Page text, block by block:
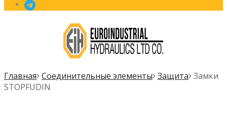
Главная Соединительные элементы Защита Замки
STOPFUDIN